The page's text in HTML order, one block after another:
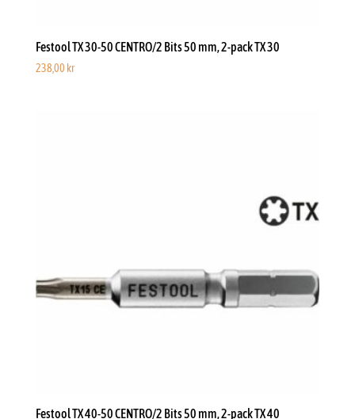
Festool TX 30-50 CENTRO/2 Bits 50 mm, 2-pack TX 30
238,00 kr
Festool TX 40-50 CENTRO/2 Bits 50 mm, 2-pack TX 40